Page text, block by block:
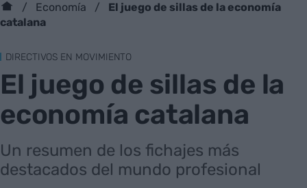
Economía
El juego de sillas de la economía
catalana
DIRECTIVOS EN MOVIMIENTO
El juego de sillas de la
economía catalana
Un resumen de los fichajes más
destacados del mundo profesional